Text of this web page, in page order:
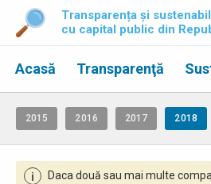
Transparența și
cu capital public din
Acasă Transparenţă
2015 2016 2017 2018
i
Daca două sau mai multe